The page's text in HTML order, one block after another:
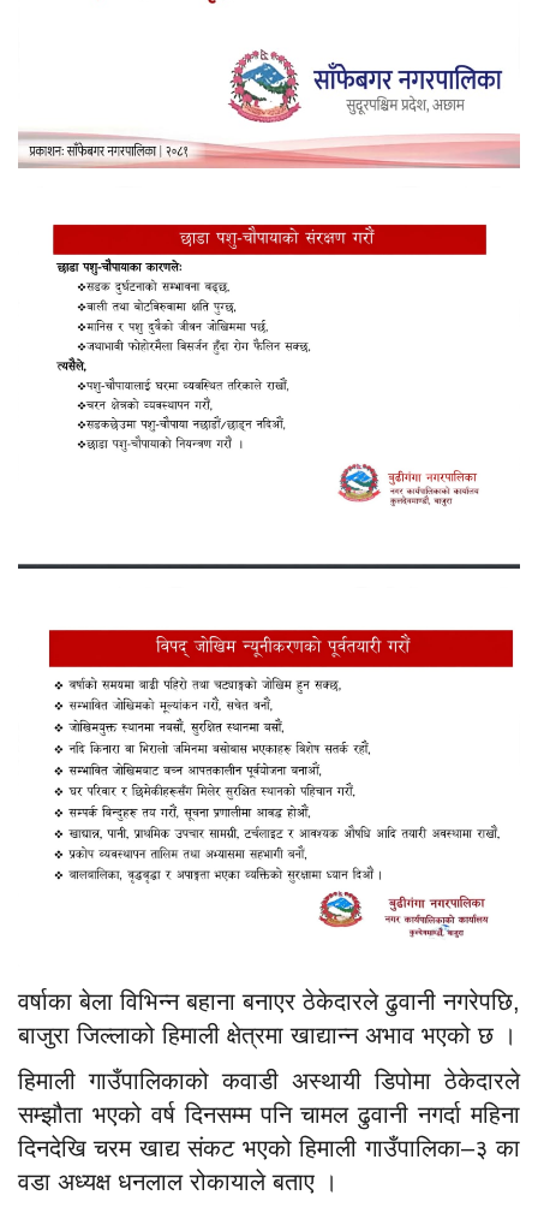
वर्षाका बेला विभिन्न बहाना बनाएर ठेकेदारले ढुवानी नगरेपछि,
बाजुरा जिल्लाको हिमाली क्षेत्रमा खाद्यान्न अभाव भएको छ ।
हिमाली गाउँपालिकाको कवाडी अस्थायी डिपोमा ठेकेदारले
सम्झौता भएको वर्ष दिनसम्म पनि चामल ढुवानी नगर्दा महिना
दिनदेखि चरम खाद्य संकट भएको हिमाली गाउँपालिका–३ का
वडा अध्यक्ष धनलाल रोकायाले बताए ।